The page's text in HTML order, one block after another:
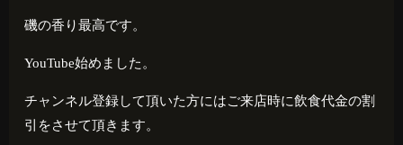
磯の香り最高です。
YouTube始めました。
チャンネル登録して頂いた方にはご来店時に飲食代金の割
引をさせて頂きます。